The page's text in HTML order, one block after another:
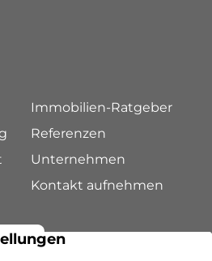
Immobilien-Ratgeber
Referenzen
Unternehmen
Kontakt aufnehmen